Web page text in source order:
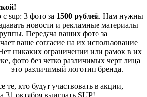
sup: 3 фото за 1500 рублей. Нам нужны
новости и рекламные материалы
Передача ваших фото за
ваше согласие на их использование
никаких ограничении или рамок в их
фото без четко различимых черт лица
— это различимый логотип бренда.
кто будут участвовать в акции,
31 октября выиграть SUP!